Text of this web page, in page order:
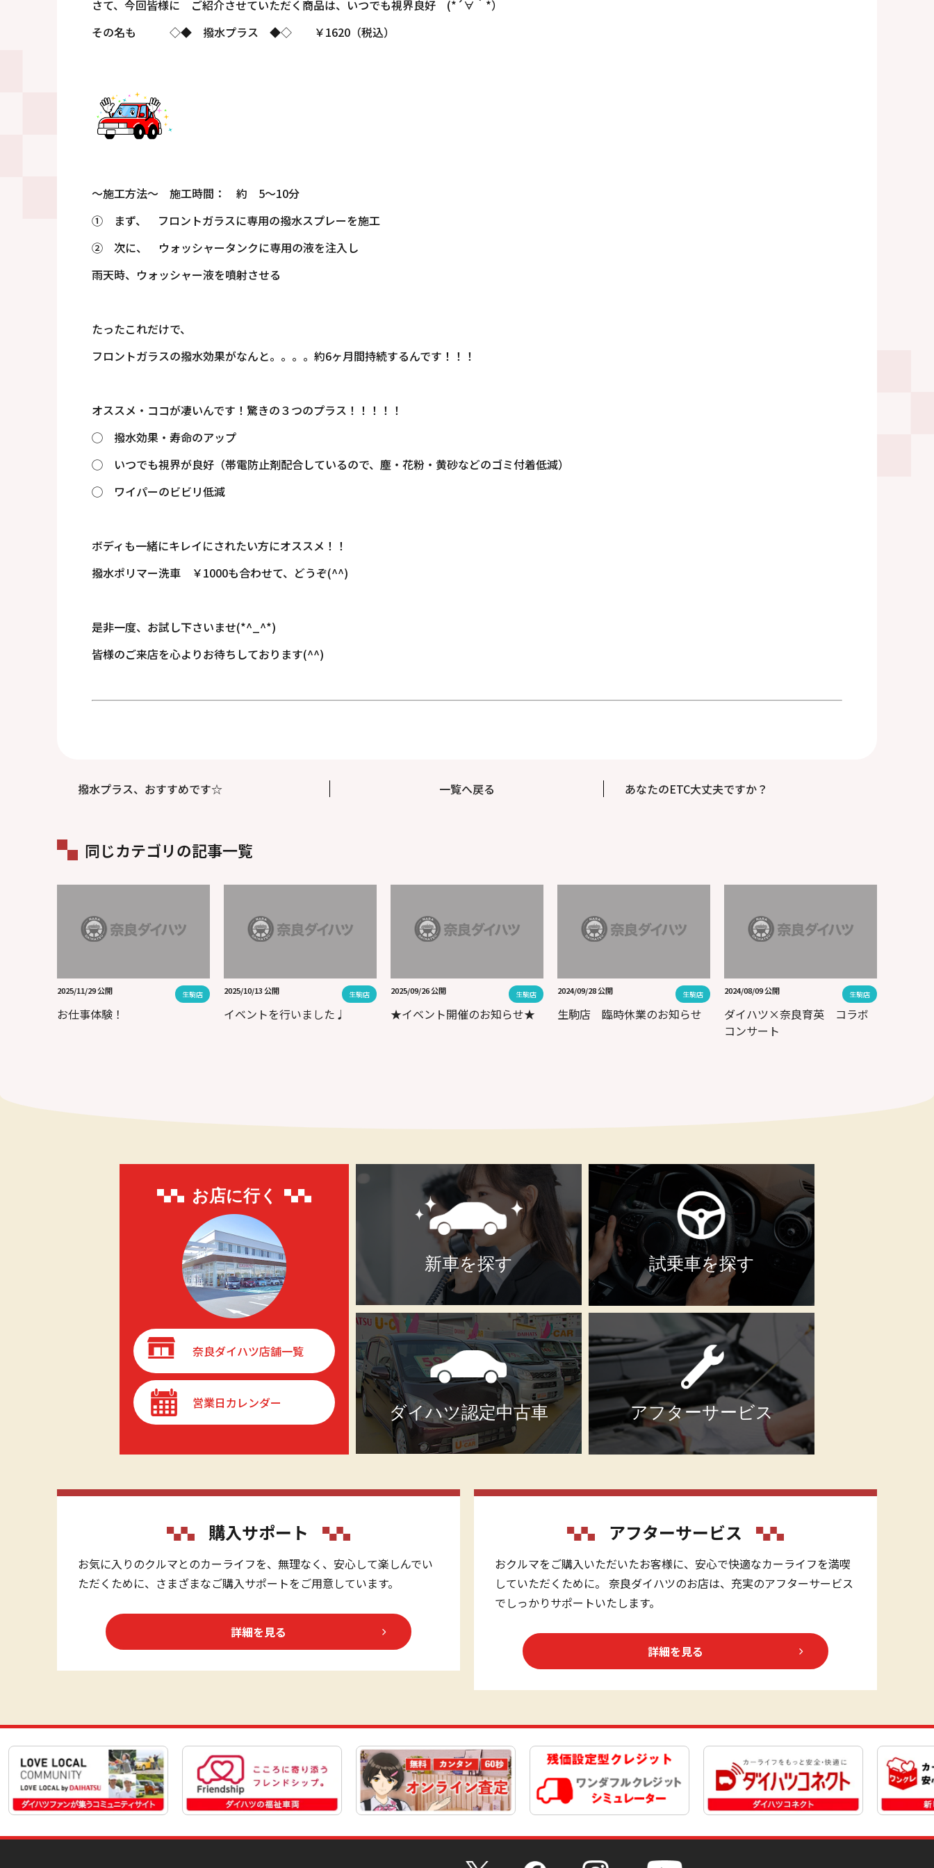
さて、今回皆様に ご紹介させていただく商品は、いつでも視界良好 (*´∀｀*）
その名も ◇◆ 撥水プラス ◆◇ ￥1620（税込）
～施工方法～ 施工時間： 約 5～10分
① まず、 フロントガラスに専用の撥水スプレーを施工
② 次に、 ウォッシャータンクに専用の液を注入し
雨天時、ウォッシャー液を噴射させる
たったこれだけで、
フロントガラスの撥水効果がなんと。。。。約6ヶ月間持続するんです！！！
オススメ・ココが凄いんです！驚きの３つのプラス！！！！！
◯ 撥水効果・寿命のアップ
◯ いつでも視界が良好（帯電防止剤配合しているので、塵・花粉・黄砂などのゴミ付着低減）
◯ ワイパーのビビリ低減
ボディも一緒にキレイにされたい方にオススメ！！
撥水ポリマー洗車 ￥1000も合わせて、どうぞ(^^)
是非一度、お試し下さいませ(*^_^*)
皆様のご来店を心よりお待ちしております(^^)
撥水プラス、おすすめです☆ 一覧へ戻る あなたのETC大丈夫ですか？
同じカテゴリの記事一覧
2025/11/29 公開 生駒店
お仕事体験！
2025/10/13 公開 生駒店
イベントを行いました♩
2025/09/26 公開 生駒店
★イベント開催のお知らせ★
2024/09/28 公開 生駒店
生駒店 臨時休業のお知らせ
2024/08/09 公開 生駒店
ダイハツ×奈良育英 コラボ
コンサート
お店に行く
奈良ダイハツ店舗一覧
営業日カレンダー
新車を探す 試乗車を探す
ダイハツ認定中古車 アフターサービス
購入サポート
お気に入りのクルマとのカーライフを、無理なく、安心して楽しんでい
ただくために、さまざまなご購入サポートをご用意しています。
詳細を見る
アフターサービス
おクルマをご購入いただいたお客様に、安心で快適なカーライフを満喫
していただくために。 奈良ダイハツのお店は、充実のアフターサービス
でしっかりサポートいたします。
詳細を見る